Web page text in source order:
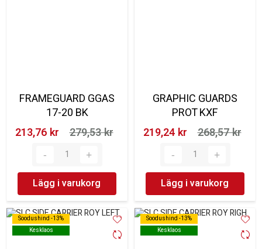
FRAMEGUARD GGAS
17-20 BK
213,76 kr‎
279,53 kr‎
Lägg i varukorg
GRAPHIC GUARDS
PROT KXF
219,24 kr‎
268,57 kr‎
Lägg i varukorg
Soodushind -13%
Kesklaos
Soodushind -13%
Kesklaos
Soodushind -13%
Kesklaos
Soodushind -13%
Kesklaos